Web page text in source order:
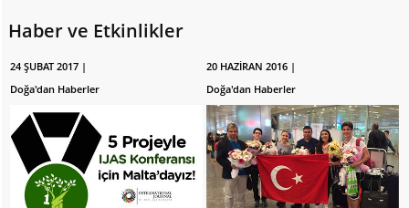
Haber ve Etkinlikler
24 ŞUBAT 2017 |
Doğa'dan Haberler
20 HAZİRAN 2016 |
Doğa'dan Haberler